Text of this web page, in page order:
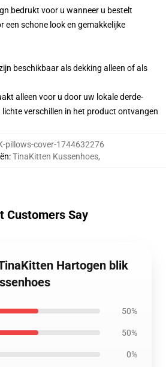
bedrukt voor u wanneer u bestelt
een schone look en gemakkelijke
beschikbaar als dekking alleen of als
alleen voor u door uw lokale derde-
lichte verschillen in het product ontvangen
pillows-cover-1744632276
:TinaKitten Kussenhoes,
Customers Say
Hartogen blik
50%
50%
0%